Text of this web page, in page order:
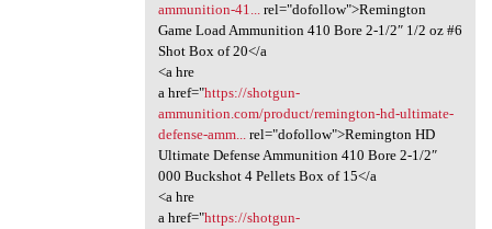
ammunition-41...rel="dofollow">Remington
Game Load Ammunition 410 Bore 2-1/2″ 1/2 oz #6
Shot Box of 20</a
<a hre
a href="https://shotgun-
ammunition.com/product/remington-hd-ultimate-
defense-amm...rel="dofollow">Remington HD
Ultimate Defense Ammunition 410 Bore 2-1/2″
000 Buckshot 4 Pellets Box of 15</a
<a hre
a href="https://shotgun-